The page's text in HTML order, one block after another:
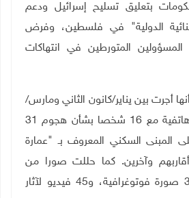
بتعليق تسليح إسرائيل ودعم
الدولية"
في فلسطين، وفرض
المتورطين في انتهاكات
أجرت بين يناير/كانون الثاني ومارس/
آذار 2024، مقابلات هاتفية مع 16 شخصا بشأن هجوم 31
المبنى السكني المعروف بـ "عمارة
وآخرين. كما حللت صورا من
الأقمار الصناعية، و35 صورة فوتوغرافية، و45 فيديو لآثار